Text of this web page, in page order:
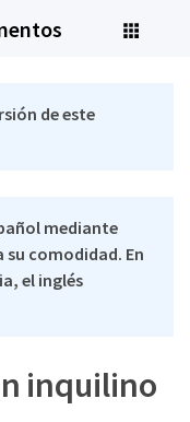
de este
mediante
comodidad. En
el inglés
inquilino